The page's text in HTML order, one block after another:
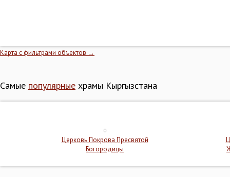
Чалдыбар. Покрова Пресвятой Богородицы, церковь
Несфотографированные объекты на карте
Карта с фильтрами объектов →
Самые популярные храмы Кыргызстана
Церковь Покрова Пресвятой
Богородицы